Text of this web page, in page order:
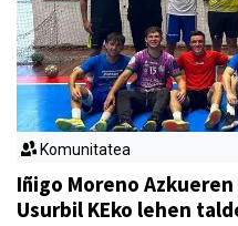
Komunitatea
Iñigo Moreno
Usurbil KEko lehen